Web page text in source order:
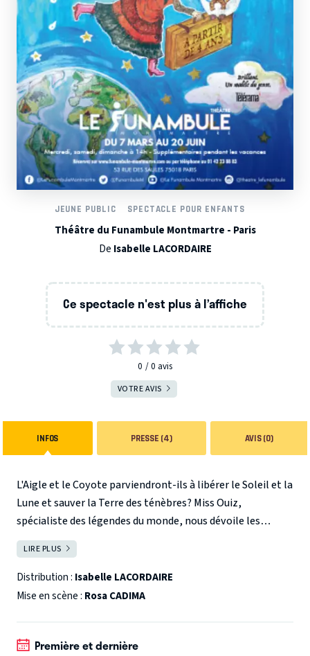
JEUNE PUBLIC SPECTACLE POUR ENFANTS
Théâtre du Funambule Montmartre - Paris
De Isabelle LACORDAIRE
Ce spectacle n'est plus à l’affiche
0 0 avis
VOTRE AVIS
INFOS PRESSE (4) AVIS (0)
L'Aigle et le Coyote parviendront-ils à libérer le Soleil et la
Lune et sauver la Terre des ténèbres?Miss Ouiz,
spécialiste des légendes du monde, nous dévoile les
aventures de l'Aigle, le Roi des animaux, et de l'intrépide
et maladroit Jeune Coyote, qui, tels de super-héros,
partent à la recherche des deux précieuses lumières,
capturées par des petits êtres étranges, pour sauver la
Maman Grenouille, Méga Grand Super Chef Bison, Les
LIRE PLUS
Distribution : Isabelle LACORDAIRE
Mise en scène : Rosa CADIMA
Première et dernière